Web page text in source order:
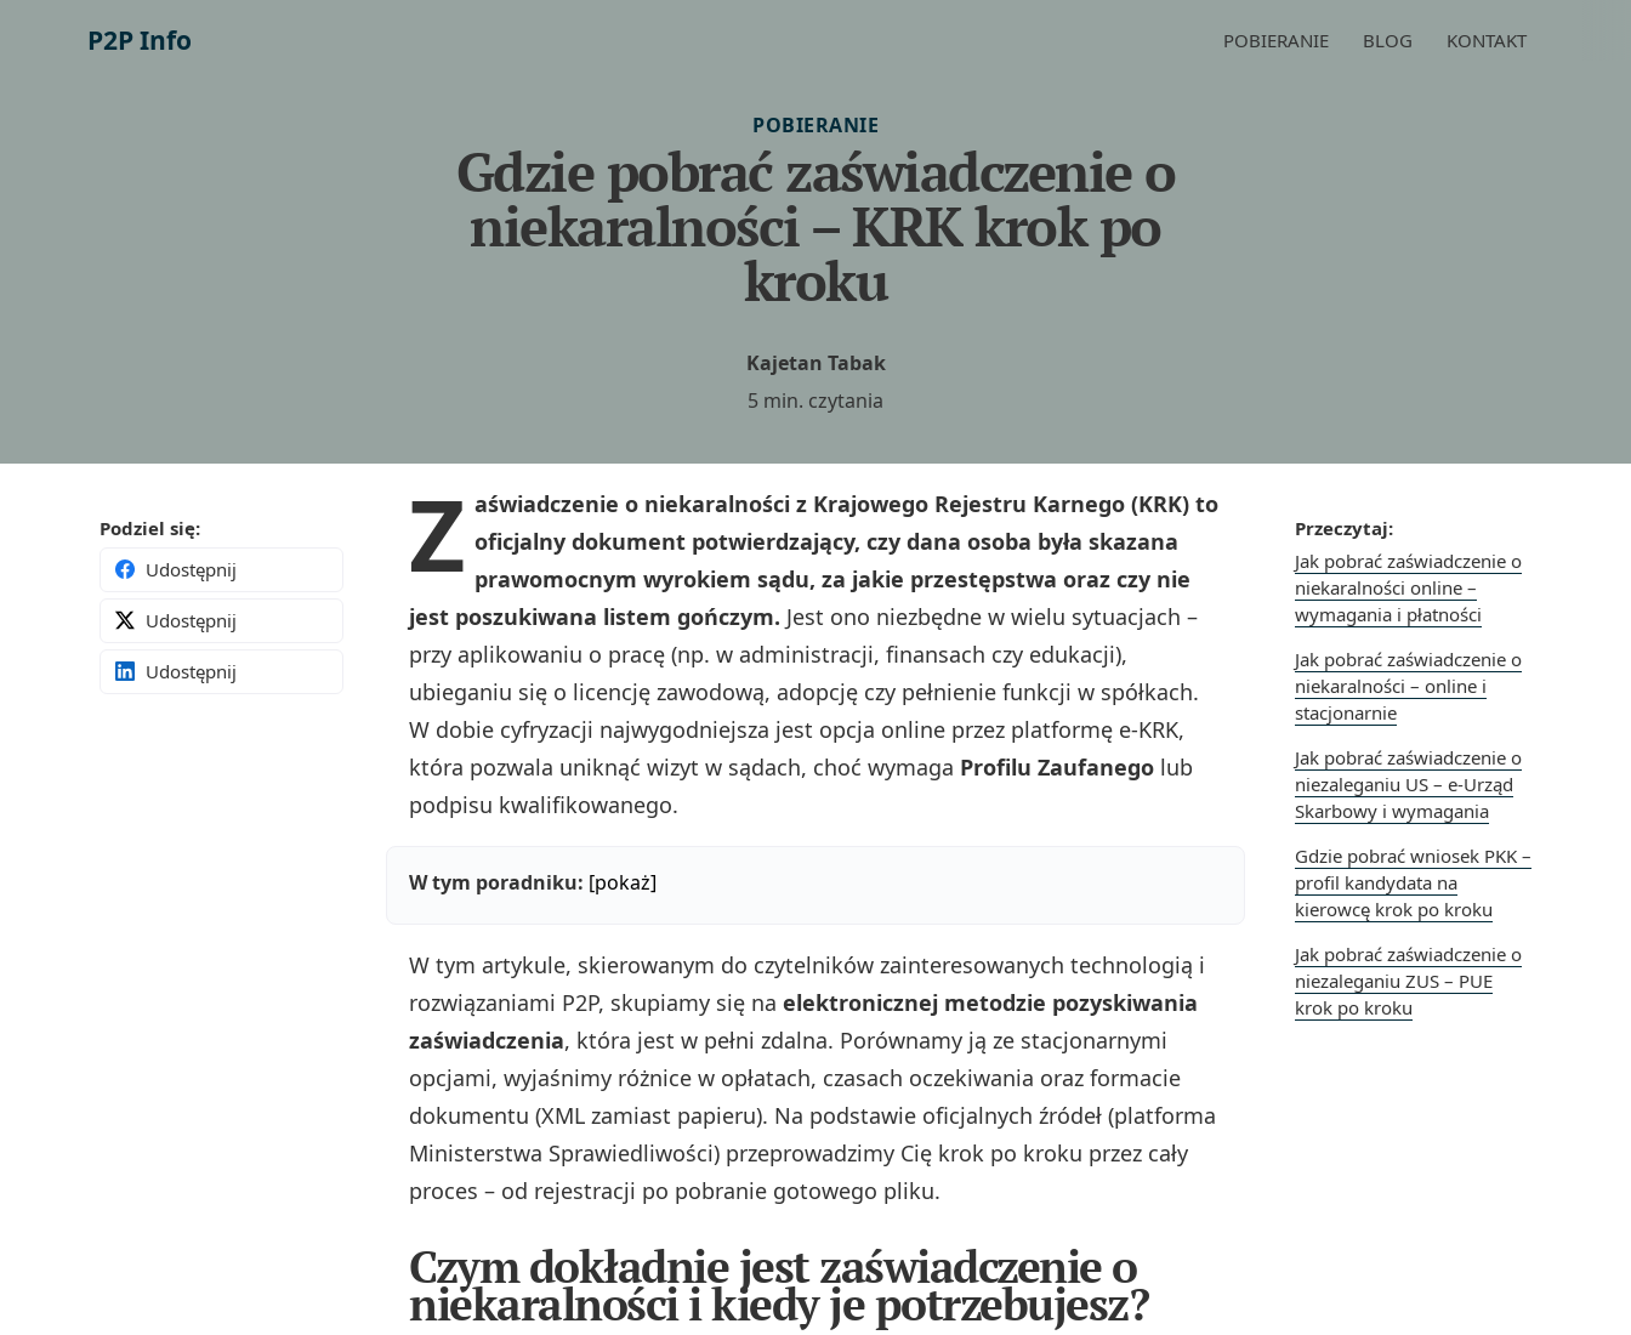
P2P Info POBIERANIE BLOG KONTAKT
POBIERANIE
Gdzie pobrać zaświadczenie o
niekaralności – KRK krok po
kroku
Kajetan Tabak
5 min. czytania
Przeczytaj:
Jak pobrać zaświadczenie o
niekaralności online –
wymagania i płatności
Jak pobrać zaświadczenie o
niekaralności – online i
stacjonarnie
Jak pobrać zaświadczenie o
niezaleganiu US – e‑Urząd
Skarbowy i wymagania
Gdzie pobrać wniosek PKK –
profil kandydata na
kierowcę krok po kroku
Jak pobrać zaświadczenie o
niezaleganiu ZUS – PUE
krok po kroku
Podziel się:
Udostępnij
Udostępnij
Udostępnij
Z aświadczenie o niekaralności z Krajowego Rejestru Karnego (KRK) to
oficjalny dokument potwierdzający, czy dana osoba była skazana
prawomocnym wyrokiem sądu, za jakie przestępstwa oraz czy nie
jest poszukiwana listem gończym. Jest ono niezbędne w wielu sytuacjach –
przy aplikowaniu o pracę (np. w administracji, finansach czy edukacji),
ubieganiu się o licencję zawodową, adopcję czy pełnienie funkcji w spółkach.
W dobie cyfryzacji najwygodniejsza jest opcja online przez platformę e-KRK,
która pozwala uniknąć wizyt w sądach, choć wymaga Profilu Zaufanego lub
podpisu kwalifikowanego.
W tym poradniku: [pokaż]
W tym artykule, skierowanym do czytelników zainteresowanych technologią i
rozwiązaniami P2P, skupiamy się na elektronicznej metodzie pozyskiwania
zaświadczenia, która jest w pełni zdalna. Porównamy ją ze stacjonarnymi
opcjami, wyjaśnimy różnice w opłatach, czasach oczekiwania oraz formacie
dokumentu (XML zamiast papieru). Na podstawie oficjalnych źródeł (platforma
Ministerstwa Sprawiedliwości) przeprowadzimy Cię krok po kroku przez cały
proces – od rejestracji po pobranie gotowego pliku.
Czym dokładnie jest zaświadczenie o
niekaralności i kiedy je potrzebujesz?